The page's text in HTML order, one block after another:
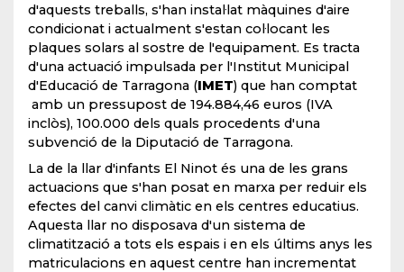
d'aquests treballs, s'han instal·lat màquines d'aire
condicionat i actualment s'estan col·locant les
plaques solars al sostre de l'equipament. Es tracta
d'una actuació impulsada per l'Institut Municipal
d'Educació de Tarragona (IMET) que han comptat
amb un pressupost de 194.884,46 euros (IVA
inclòs), 100.000 dels quals procedents d'una
subvenció de la Diputació de Tarragona.
La de la llar d'infants El Ninot és una de les grans
actuacions que s'han posat en marxa per reduir els
efectes del canvi climàtic en els centres educatius.
Aquesta llar no disposava d'un sistema de
climatització a tots els espais i en els últims anys les
matriculacions en aquest centre han incrementat